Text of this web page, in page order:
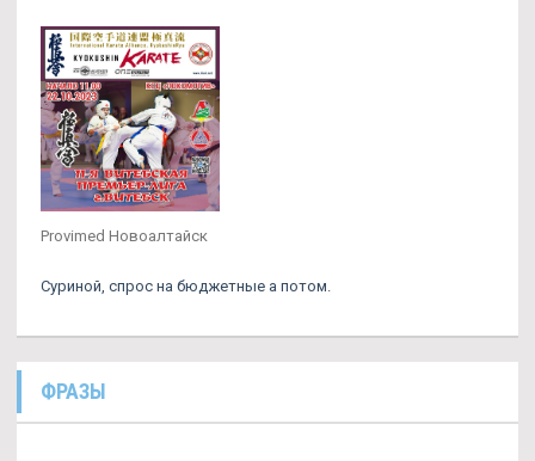
Provimed Новоалтайск
Суриной, спрос на бюджетные а потом.
ФРАЗЫ